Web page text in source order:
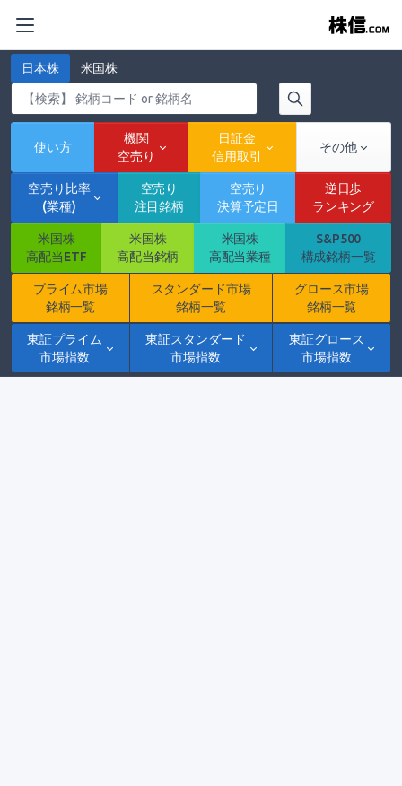
日本株 米国株
使い方
機関
空売り
日証金
信用取引
その他
空売り比率
(業種)
空売り
注目銘柄
空売り
決算予定日
逆日歩
ランキング
米国株
高配当ETF
米国株
高配当銘柄
米国株
高配当業種
S&P500
構成銘柄一覧
プライム市場
銘柄一覧
スタンダード市場
銘柄一覧
グロース市場
銘柄一覧
東証プライム
市場指数
東証スタンダード
市場指数
東証グロース
市場指数